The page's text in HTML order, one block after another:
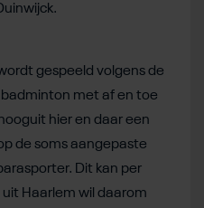
gespeeld volgens de
met af en toe
hier en daar een
de soms aangepaste
Dit kan per
Haarlem wil daarom